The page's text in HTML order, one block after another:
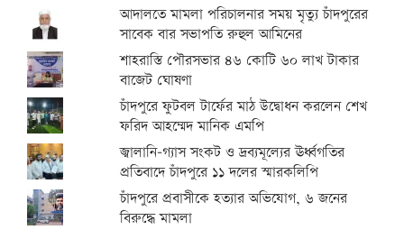
আদালতে মামলা পরিচালনার সময় মৃত্যু চাঁদপুরের
সাবেক বার সভাপতি রুহুল আমিনের
শাহরাস্তি পৌরসভার ৪৬ কোটি ৬০ লাখ টাকার
বাজেট ঘোষণা
চাঁদপুরে ফুটবল টার্ফের মাঠ উদ্বোধন করলেন শেখ
ফরিদ আহম্মেদ মানিক এমপি
জ্বালানি-গ্যাস সংকট ও দ্রব্যমূল্যের ঊর্ধ্বগতির
প্রতিবাদে চাঁদপুরে ১১ দলের স্মারকলিপি
চাঁদপুরে প্রবাসীকে হত্যার অভিযোগ, ৬ জনের
বিরুদ্ধে মামলা